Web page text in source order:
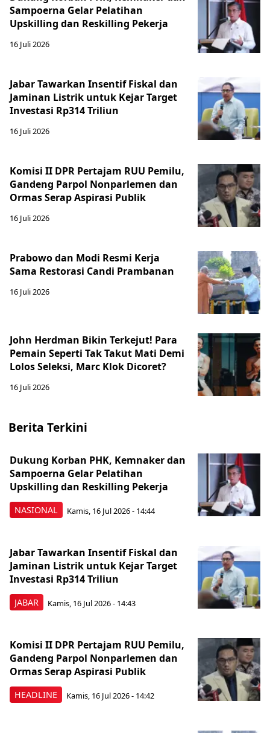
Sampoerna Gelar Pelatihan
Upskilling dan Reskilling Pekerja
16 Juli 2026
Jabar Tawarkan Insentif Fiskal dan
Jaminan Listrik untuk Kejar Target
Investasi Rp314 Triliun
16 Juli 2026
Komisi II DPR Pertajam RUU Pemilu,
Gandeng Parpol Nonparlemen dan
Ormas Serap Aspirasi Publik
16 Juli 2026
Prabowo dan Modi Resmi Kerja
Sama Restorasi Candi Prambanan
16 Juli 2026
John Herdman Bikin Terkejut! Para
Pemain Seperti Tak Takut Mati Demi
Lolos Seleksi, Marc Klok Dicoret?
16 Juli 2026
Berita Terkini
NASIONAL
Dukung Korban PHK, Kemnaker dan
Sampoerna Gelar Pelatihan
Upskilling dan Reskilling Pekerja
Kamis, 16 Jul 2026 - 14:44
JABAR
Jabar Tawarkan Insentif Fiskal dan
Jaminan Listrik untuk Kejar Target
Investasi Rp314 Triliun
Kamis, 16 Jul 2026 - 14:43
HEADLINE
Komisi II DPR Pertajam RUU Pemilu,
Gandeng Parpol Nonparlemen dan
Ormas Serap Aspirasi Publik
Kamis, 16 Jul 2026 - 14:42